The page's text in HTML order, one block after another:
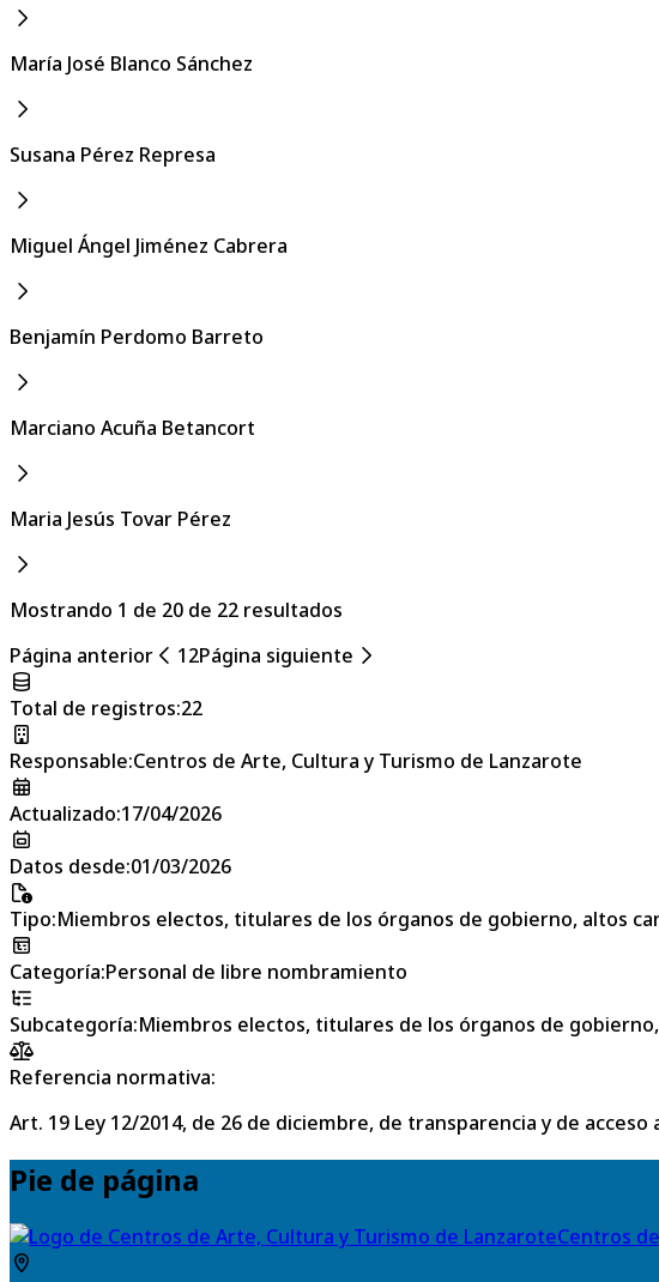
María José Blanco Sánchez
Susana Pérez Represa
Miguel Ángel Jiménez Cabrera
Benjamín Perdomo Barreto
Marciano Acuña Betancort
Maria Jesús Tovar Pérez
Mostrando 1 de 20 de 22 resultados
Página anterior
12Página siguiente
Total de registros:22
Responsable:Centros de Arte, Cultura y Turismo de Lanzarote
Actualizado:17/04/2026
Datos desde:01/03/2026
Tipo:Miembros electos, titulares de los órganos de gobierno, altos
Categoría:Personal de libre nombramiento
Subcategoría:Miembros electos, titulares de los órganos de
Referencia normativa:
Art. 19 Ley 12/2014, de 26 de diciembre, de transparencia y de
Pie de página
Centros